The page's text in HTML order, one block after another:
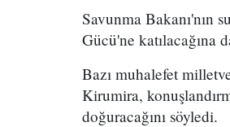
Savunma Bakanı'nın
Gücü'ne katılacağına
Bazı muhalefet
Kirumira,
doğuracağını söyledi.